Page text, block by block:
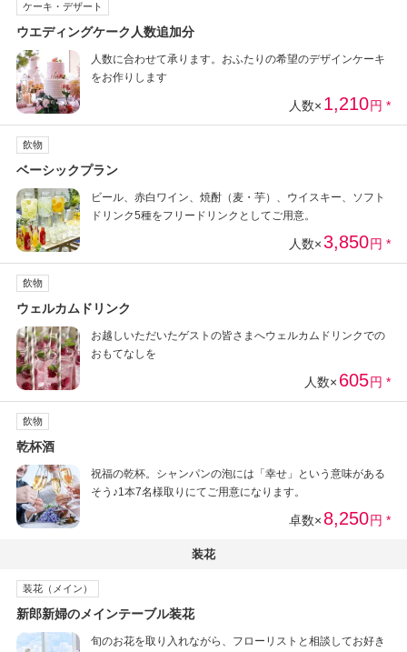
ケーキ・デザート
ウエディングケーク人数追加分
人数に合わせて承ります。おふたりの希望のデザインケーキ
をお作りします
人数× 1,210円 *
飲物
ベーシックプラン
ビール、赤白ワイン、焼酎（麦・芋）、ウイスキー、ソフト
ドリンク5種をフリードリンクとしてご用意。
人数×3,850円 *
飲物
ウェルカムドリンク
お越しいただいたゲストの皆さまへウェルカムドリンクでの
おもてなしを
人数× 605円 *
飲物
乾杯酒
祝福の乾杯。シャンパンの泡には「幸せ」という意味がある
そう♪1本7名様取りにてご用意になります。
卓数× 8,250円 *
装花
装花（メイン）
新郎新婦のメインテーブル装花
旬のお花を取り入れながら、フローリストと相談してお好き